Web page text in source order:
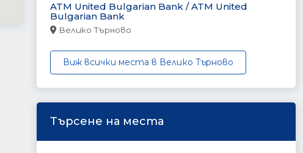
ATM United Bulgarian Bank / ATM United
Bulgarian Bank
Велико Търново
Виж всички места в Велико Търново
Търсене на места